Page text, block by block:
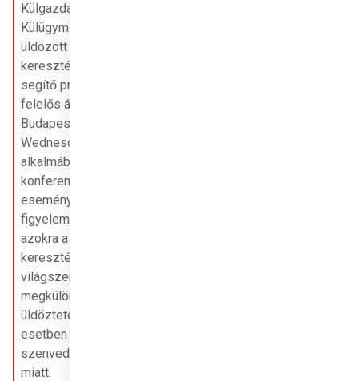
Külgazdasági és
Külügyminisztérium
üldözött
keresztényeket
segítő programokért
felelős államtitkára
Budapesten, a Red
Wednesday
alkalmából rendezett
konferencián. Az
esemény célja a
figyelemfelhívás
azokra a
keresztényekre, akik
világszerte hátrányos
megkülönböztetést,
üldöztetést, sőt sok
esetben halált
szenvednek hitük
miatt.